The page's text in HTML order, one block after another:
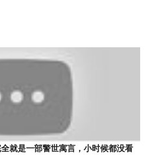
就是一部警世寓言，小时候都没看